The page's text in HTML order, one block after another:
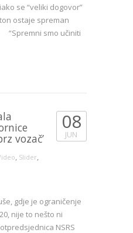
se “veliki dogovor”
ostaje spreman
“Spremni smo učiniti
vozač’
, Slider,
08
JUN
gdje je ograničenje
nije to nešto ni
NSRS